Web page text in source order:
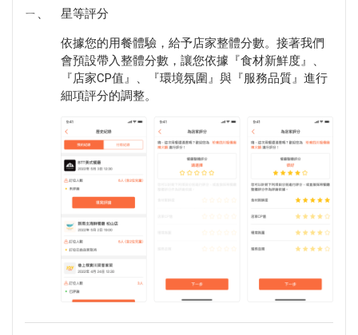
ㄧ、 星等評分
依據您的用餐體驗，給予店家整體分數。接著我們
會預設帶入整體分數，讓您依據『食材新鮮度』、
『店家CP值』、『環境氛圍』與『服務品質』進行
細項評分的調整。